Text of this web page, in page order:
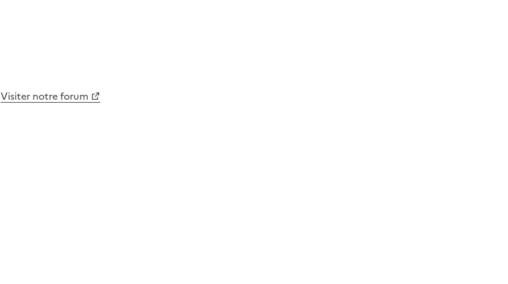
Visiter notre forum